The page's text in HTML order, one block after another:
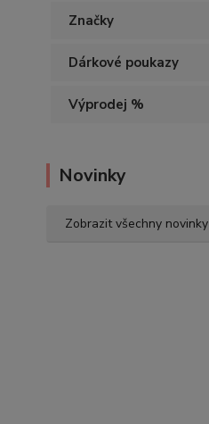
Značky
Dárkové poukazy
Výprodej %
Novinky
Zobrazit všechny novinky